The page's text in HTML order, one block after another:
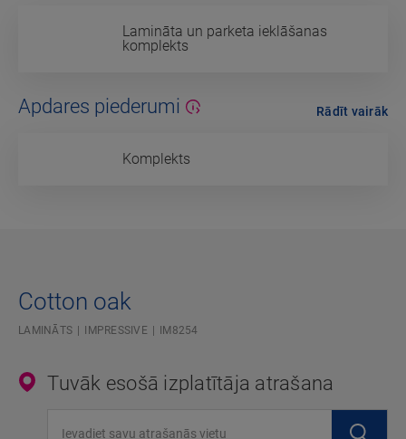
Lamināta un parketa ieklāšanas
komplekts
Apdares piederumi
Komplekts
Rādīt vairāk
Cotton oak
LAMINĀTS IMPRESSIVE IM8254
Tuvāk esošā izplatītāja atrašana